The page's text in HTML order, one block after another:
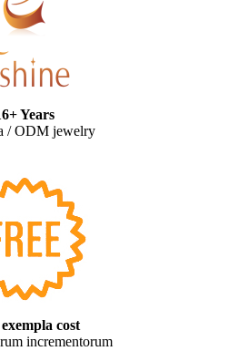
Years
/ ODM jewelry
cost
incrementorum